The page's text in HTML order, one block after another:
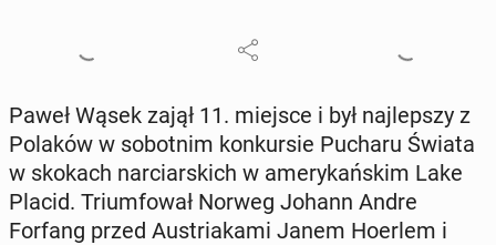
Paweł Wąsek zajął 11. miejsce i był naj­lep­szy z
Polaków w so­bot­nim kon­kur­sie Pucharu Świata
w skokach nar­ciar­skich w ame­ry­kań­skim Lake
Placid. Trium­fo­wał Norweg Johann Andre
Forfang przed Au­stria­ka­mi Janem Hoerlem i